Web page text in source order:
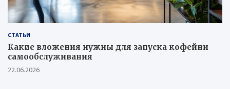
СТАТЬИ
Какие вложения нужны для запуска кофейни
самообслуживания
22.06.2026